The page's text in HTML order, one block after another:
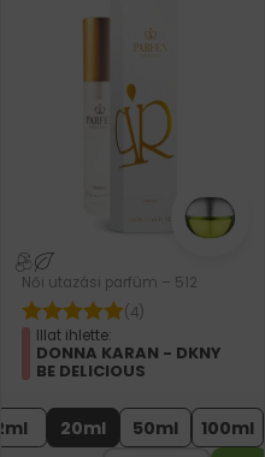
Női utazási parfüm – 512
(4)
Illat ihlette:
DONNA KARAN - DKNY
BE DELICIOUS
2ml 20ml 50ml 100ml